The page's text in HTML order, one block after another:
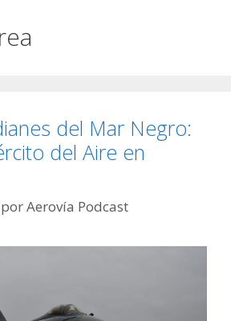
del Mar Negro:
del Aire en
porAerovía Podcast